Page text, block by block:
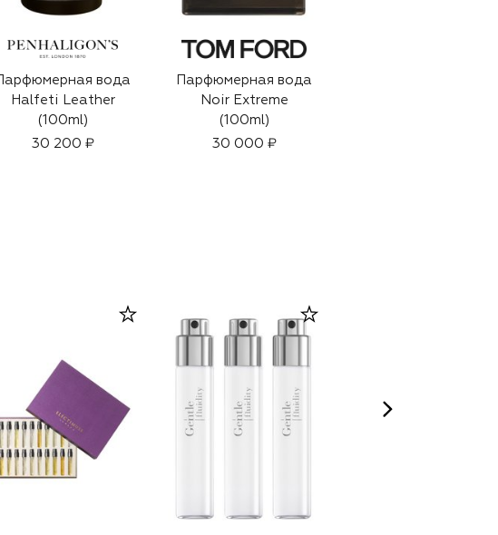
Парфюмерная вода
Halfeti Leather
(100ml)
30 200 ₽
Парфюмерная вода
Noir Extreme
(100ml)
30 000 ₽